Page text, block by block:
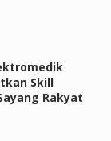
Skill
Rakyat